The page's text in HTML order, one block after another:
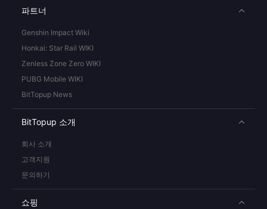
파트너
Genshin Impact Wiki
Honkai: Star Rail WIKI
Zenless Zone Zero WIKI
PUBG Mobile WIKI
BitTopup News
BitTopup 소개
회사 소개
고객지원
문의하기
쇼핑